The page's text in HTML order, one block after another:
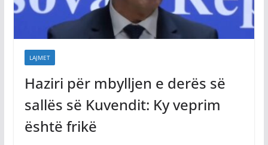
LAJMET
Haziri për mbylljen e derës së
sallës së Kuvendit: Ky veprim
është frikë